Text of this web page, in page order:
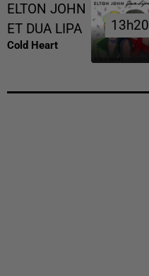
ELTON JOHN
ET DUA LIPA
Cold Heart
13h20
13h20